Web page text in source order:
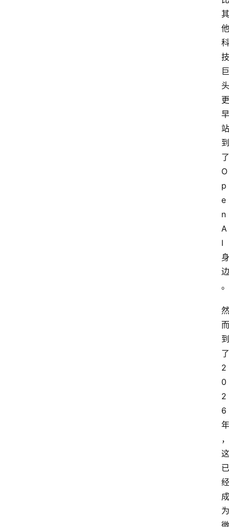
其
他
科
技
巨
头
更
早
站
到
了
O
p
e
n
A
I
身
边
。
然
而
到
了
2
0
2
6
年
，
这
已
经
成
为
微